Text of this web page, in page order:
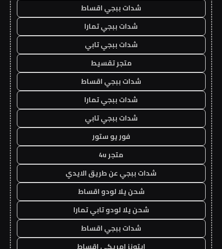
شدات ببجي اقساط
شدات ببجي تمارا
شدات ببجي تابي
متجر تقسيط
شدات ببجي اقساط
شدات ببجي تمارا
شدات ببجي تابي
فور يو ستور
متجر 4u
شدات ببجي عن طريق الايدي
شحن يلا لودو اقساط
شحن يلا لودو تابي تمارا
شدات ببجي اقساط